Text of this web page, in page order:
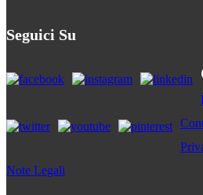
Seguici Su
Note Legali